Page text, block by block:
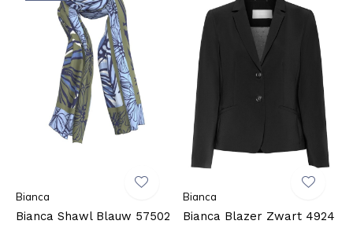
Bianca
Bianca Shawl Blauw 57502
Bianca
Bianca Blazer Zwart 4924